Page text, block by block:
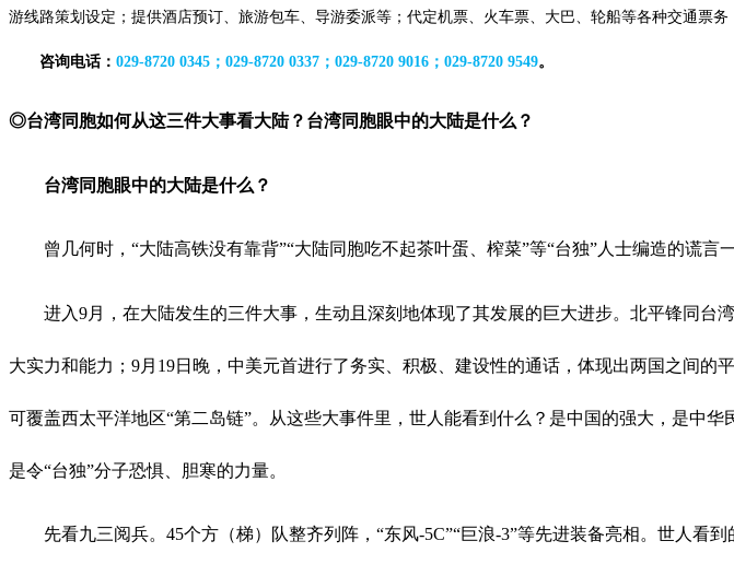
游线路策划设定 ； 提供酒店预订、旅游包车、导游委派等 ；代定机票、火车票、大巴、轮船等各种交通票务
咨询电话： 029-8720 0345；029-8720 0337；029-8720 9016；029-8720 9549。
◎台湾同胞如何从这三件大事看大陆？ 台湾同胞眼中的大陆是什么？
台湾同胞眼中的大陆是什么？
曾几何时， “大陆高铁没有靠背”“大陆同胞吃不起茶叶蛋、榨菜”等“台独”人士编造的谎言
进入9月，在大陆发生的三件大事，生动且深刻地体现了其发展的巨大进步。北平锋同
大实力和能力；9月19日晚，中美元首进行了务实、积极、建设性的通话，体现出两国之间
可覆盖西太平洋地区“第二岛链”。从这些大事件里，世人能看到什么？是中国的强大，是中
是令“台独”分子恐惧、胆寒的力量。
先看九三阅兵。 45个方（梯）队整齐列阵，“东风-5C”“巨浪-3”等先进装备亮相。世人看